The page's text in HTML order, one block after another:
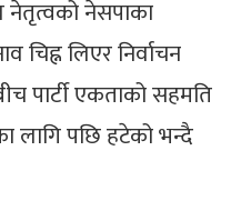
नेतृत्वको नेसपाका
चिह्न लिएर निर्वाचन
पार्टी एकताको सहमति
लागि पछि हटेको भन्दै